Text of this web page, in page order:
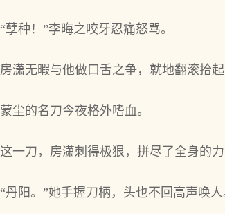
“孽种！”李晦之咬牙忍痛怒骂。
房潇无暇与他做口舌之争，就地翻滚拾
蒙尘的名刀今夜格外嗜血。
这一刀，房潇刺得极狠，拼尽了全身的
“丹阳。”她手握刀柄，头也不回高声唤人